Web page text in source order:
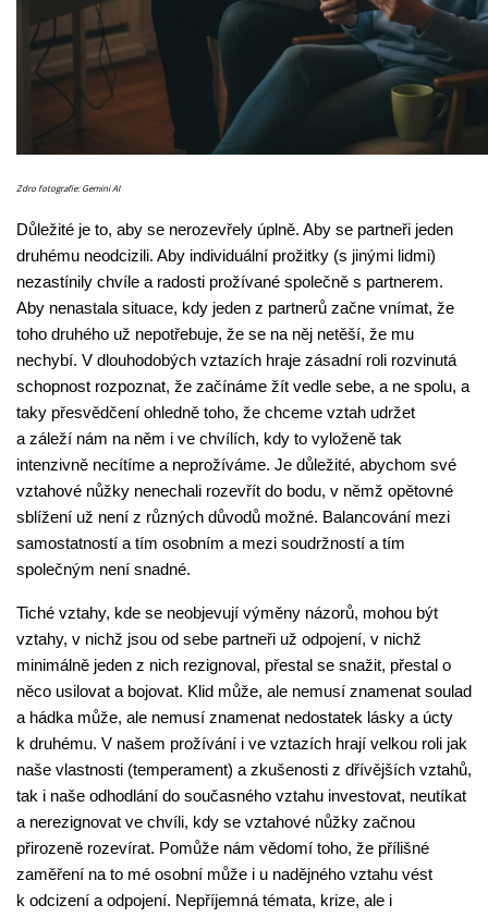
Zdro fotografie: Gemini AI
Důležité je to, aby se nerozevřely úplně. Aby se partneři jeden
druhému neodcizili. Aby individuální prožitky (s jinými lidmi)
nezastínily chvíle a radosti prožívané společně s partnerem.
Aby nenastala situace, kdy jeden z partnerů začne vnímat, že
toho druhého už nepotřebuje, že se na něj netěší, že mu
nechybí. V dlouhodobých vztazích hraje zásadní roli rozvinutá
schopnost rozpoznat, že začínáme žít vedle sebe, a ne spolu, a
taky přesvědčení ohledně toho, že chceme vztah udržet
a záleží nám na něm i ve chvílích, kdy to vyloženě tak
intenzivně necítíme a neprožíváme. Je důležité, abychom své
vztahové nůžky nenechali rozevřít do bodu, v němž opětovné
sblížení už není z různých důvodů možné. Balancování mezi
samostatností a tím osobním a mezi soudržností a tím
společným není snadné.
Tiché vztahy, kde se neobjevují výměny názorů, mohou být
vztahy, v nichž jsou od sebe partneři už odpojení, v nichž
minimálně jeden z nich rezignoval, přestal se snažit, přestal o
něco usilovat a bojovat. Klid může, ale nemusí znamenat soulad
a hádka může, ale nemusí znamenat nedostatek lásky a úcty
k druhému. V našem prožívání i ve vztazích hrají velkou roli jak
naše vlastnosti (temperament) a zkušenosti z dřívějších vztahů,
tak i naše odhodlání do současného vztahu investovat, neutíkat
a nerezignovat ve chvíli, kdy se vztahové nůžky začnou
přirozeně rozevírat. Pomůže nám vědomí toho, že přílišné
zaměření na to mé osobní může i u nadějného vztahu vést
k odcizení a odpojení. Nepříjemná témata, krize, ale i